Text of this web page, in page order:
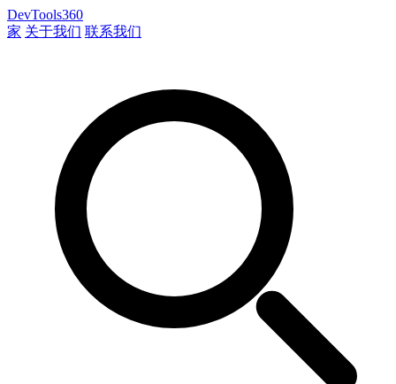
DevTools360
家 关于我们 联系我们